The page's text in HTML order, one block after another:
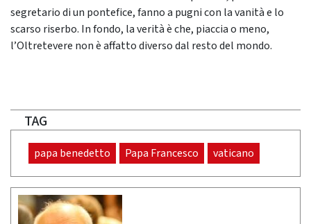
segretario di un pontefice, fanno a pugni con la vanità e lo
scarso riserbo. In fondo, la verità è che, piaccia o meno,
l’Oltretevere non è affatto diverso dal resto del mondo.
TAG
papa benedetto Papa Francesco vaticano